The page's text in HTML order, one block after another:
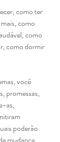
como ter
como
como
como dormir
você
promessas,
as,
poderão